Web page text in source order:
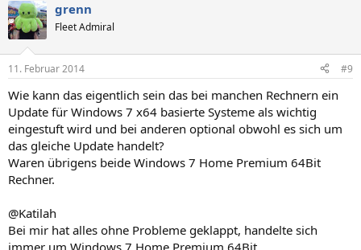
grenn
Fleet Admiral
11. Februar 2014 #9
Wie kann das eigentlich sein das bei manchen Rechnern ein
Update für Windows 7 x64 basierte Systeme als wichtig
eingestuft wird und bei anderen optional obwohl es sich um
das gleiche Update handelt?
Waren übrigens beide Windows 7 Home Premium 64Bit
Rechner.
@Katilah
Bei mir hat alles ohne Probleme geklappt, handelte sich
immer um Windows 7 Home Premium 64Bit.